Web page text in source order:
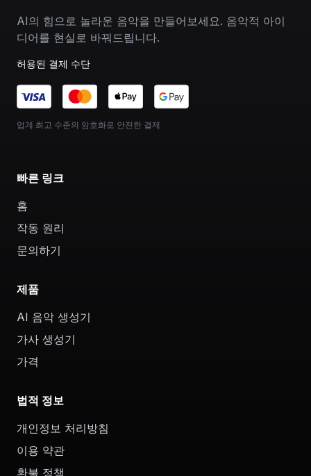
AI의 힘으로 놀라운 음악을 만들어보세요. 음악적 아이
디어를 현실로 바꿔드립니다.
허용된 결제 수단
업계 최고 수준의 암호화로 안전한 결제
빠른 링크
홈
작동 원리
문의하기
제품
AI 음악 생성기
가사 생성기
가격
법적 정보
개인정보 처리방침
이용 약관
환불 정책